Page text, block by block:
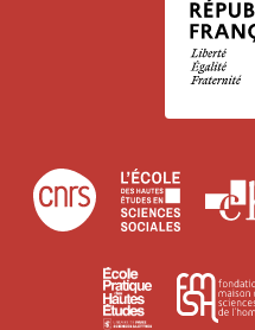
Centre
national
la
École
des
études
École
pratique